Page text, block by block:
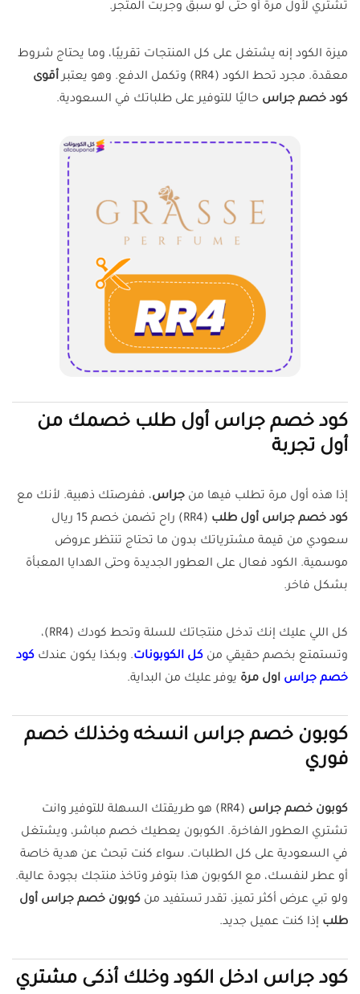
تشتري لأول مرة أو حتى لو سبق وجربت المتجر.
ميزة الكود إنه يشتغل على كل المنتجات تقريبًا، وما يحتاج شروط
معقدة. مجرد تحط الكود (RR4) وتكمل الدفع. وهو يعتبرأقوى
كود خصم جراس حاليًا للتوفير على طلباتك في السعودية.
كود خصم جراس أول طلب خصمك من
أول تجربة
إذا هذه أول مرة تطلب فيها من جراس، ففرصتك ذهبية. لأنك مع
كود خصم جراس أول طلب
(RR4) راح تضمن خصم 15 ريال
سعودي من قيمة مشترياتك بدون ما تحتاج تنتظر عروض
موسمية. الكود فعال على العطور الجديدة وحتى الهدايا المعبأة
بشكل فاخر.
كل اللي عليك إنك تدخل منتجاتك للسلة وتحط كودك (RR4)،
وتستمتع بخصم حقيقي من كل الكوبونات. وبكذا يكون عندك كود
خصم جراس اول مرة يوفر عليك من البداية.
كوبون خصم جراس انسخه وخذلك خصم
فوري
كوبون خصم جراس (
RR4) هو طريقتك السهلة للتوفير وانت
تشتري العطور الفاخرة. الكوبون يعطيك خصم مباشر، ويشتغل
في السعودية على كل الطلبات. سواء كنت تبحث عن هدية خاصة
أو عطر لنفسك، مع الكوبون هذا بتوفر وتاخذ منتجك بجودة عالية.
ولو تبي عرض أكثر تميز، تقدر تستفيد من كوبون خصم جراس أول
طلب إذا كنت عميل جديد.
كود جراس ادخل الكود وخلك أذكى مشتري